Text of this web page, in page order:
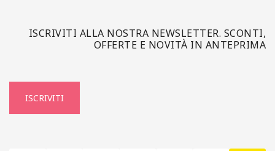
ISCRIVITI ALLA NOSTRA NEWSLETTER. SCONTI,
OFFERTE E NOVITÀ IN ANTEPRIMA
ISCRIVITI